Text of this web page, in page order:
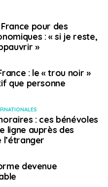
privées.
cependant réservé aux
une preuve de
RT-PCR effectué moins
d’arrivée. Le résultat
fr/reouverture-
les voyageurs
un visa sanitaire
fr/reouverture-
dans le pays sont
pour des
: « si je reste,
»
: le « trou noir »
que personne
: ces bénévoles
ligne auprès des
l’étranger
devenue